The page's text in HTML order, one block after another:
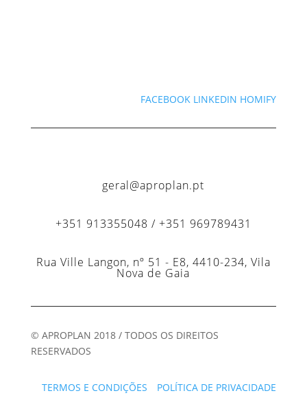
FACEBOOK LINKEDIN HOMIFY
geral@aproplan.pt
+351 913355048 / +351 969789431
Rua Ville Langon, nº 51 - E8, 4410-234, Vila
Nova de Gaia
© APROPLAN 2018 / TODOS OS DIREITOS
RESERVADOS
TERMOS E CONDIÇÕES POLÍTICA DE PRIVACIDADE